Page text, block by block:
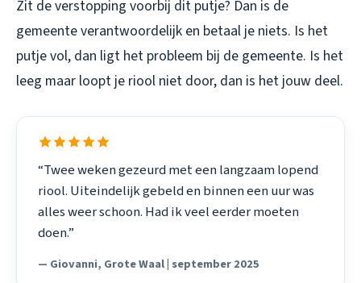
Zit de verstopping voorbij dit putje? Dan is de
gemeente verantwoordelijk en betaal je niets. Is het
putje vol, dan ligt het probleem bij de gemeente. Is het
leeg maar loopt je riool niet door, dan is het jouw deel.
“Twee weken gezeurd met een langzaam lopend
riool. Uiteindelijk gebeld en binnen een uur was
alles weer schoon. Had ik veel eerder moeten
doen.”
— Giovanni, Grote Waal | september 2025